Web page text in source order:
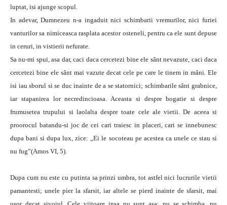
luptat, isi ajunge scopul.
In adevar, Dumnezeu n-a ingaduit nici schimbarii vremurilor, nici furiei
vanturilor sa nimiceasca rasplata acestor osteneli, pentru ca ele sunt depuse
in ceruri, in vistierii nefurate.
Sa nu-mi spui, asa dar, caci daca cercetezi bine ele sânt nevazute, caci daca
cercetezi bine ele sânt mai vazute decat cele pe care le tinem in mâni. Ele
isi iau sborul si se duc inainte de a se statornici; schimbarile sânt grabnice,
iar stapanirea lor necredincioasa. Aceasta si despre bogatie si despre
frumusetea trupului si laolalta despre toate cele ale vietii. De aceea si
proorocul batandu-si joc de cei cari traiesc in placeri, cari se innebunesc
dupa bani si dupa lux, zice: „Ei le socoteau pe acestea ca unele ce stau si
nu fug”(Amos VI, 5).
Dupa cum nu este cu putinta sa prinzi umbra, tot astfel nici lucrurile vietii
pamantesti; unele pier la sfarsit, iar altele se pierd inainte de sfarsit, mai